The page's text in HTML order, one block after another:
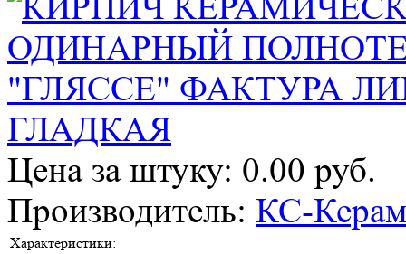
Цена за штуку: 0.00 руб.
Производитель: КС-
Характеристики: